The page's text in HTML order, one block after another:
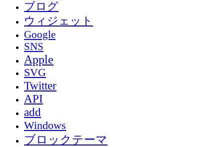
ブログ
ウィジェット
Google
SNS
Apple
SVG
Twitter
API
add
Windows
ブロックテーマ